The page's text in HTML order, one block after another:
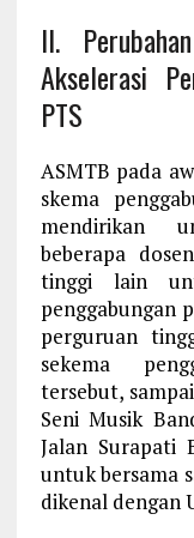
II.
Akselerasi
PTS
ASMTB pada
skema
mendirikan
beberapa
tinggi lain
penggabungan
perguruan
sekema
tersebut,
Seni Musik
Jalan Surapati
untuk bersama
dikenal dengan